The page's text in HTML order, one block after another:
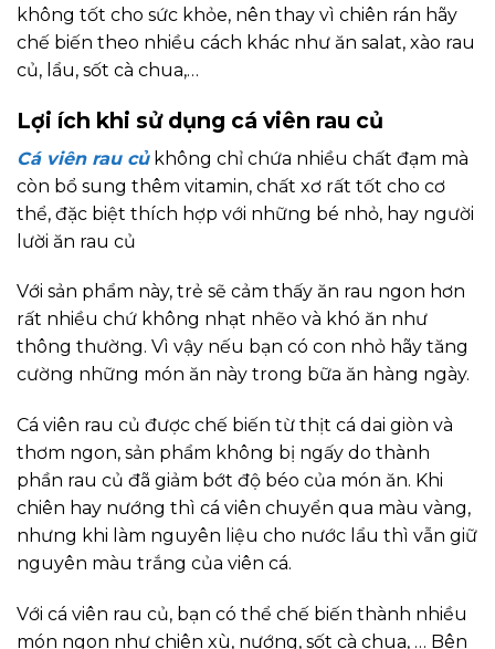
không tốt cho sức khỏe, nên thay vì chiên rán hãy
chế biến theo nhiều cách khác như ăn salat, xào rau
củ, lẩu, sốt cà chua,…
Lợi ích khi sử dụng cá viên rau củ
Cá viên rau củkhông chỉ chứa nhiều chất đạm mà
còn bổ sung thêm vitamin, chất xơ rất tốt cho cơ
thể, đặc biệt thích hợp với những bé nhỏ, hay người
lười ăn rau củ
Với sản phẩm này, trẻ sẽ cảm thấy ăn rau ngon hơn
rất nhiều chứ không nhạt nhẽo và khó ăn như
thông thường. Vì vậy nếu bạn có con nhỏ hãy tăng
cường những món ăn này trong bữa ăn hàng ngày.
Cá viên rau củ được chế biến từ thịt cá dai giòn và
thơm ngon, sản phẩm không bị ngấy do thành
phần rau củ đã giảm bớt độ béo của món ăn. Khi
chiên hay nướng thì cá viên chuyển qua màu vàng,
nhưng khi làm nguyên liệu cho nước lẩu thì vẫn giữ
nguyên màu trắng của viên cá.
Với cá viên rau củ, bạn có thể chế biến thành nhiều
món ngon như chiên xù, nướng, sốt cà chua, … Bên